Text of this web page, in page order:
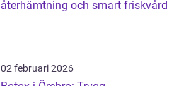
återhämtning och smart friskvård
02 februari 2026